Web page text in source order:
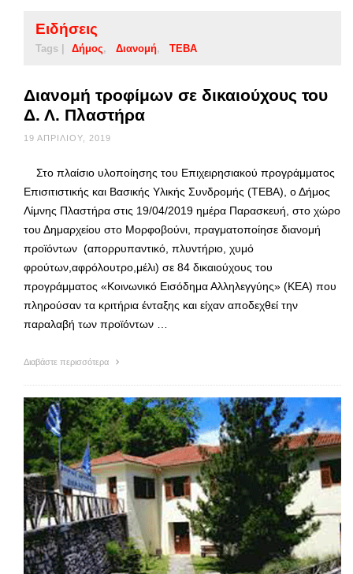
Ειδήσεις
Tags | Δήμος Διανομή ΤΕΒΑ
Διανομή τροφίμων σε δικαιούχους του
Δ. Λ. Πλαστήρα
19 ΑΠΡΙΛΊΟΥ, 2019
Στο πλαίσιο υλοποίησης του Επιχειρησιακού προγράμματος
Επισιτιστικής και Βασικής Υλικής Συνδρομής (ΤΕΒΑ), ο Δήμος
Λίμνης Πλαστήρα στις 19/04/2019 ημέρα Παρασκευή, στο χώρο
του Δημαρχείου στο Μορφοβούνι, πραγματοποίησε διανομή
προϊόντων (απορρυπαντικό, πλυντήριο, χυμό
φρούτων,αφρόλουτρο,μέλι) σε 84 δικαιούχους του
προγράμματος «Κοινωνικό Εισόδημα Αλληλεγγύης» (ΚΕΑ) που
πληρούσαν τα κριτήρια ένταξης και είχαν αποδεχθεί την
παραλαβή των προϊόντων …
Διαβάστε περισσότερα